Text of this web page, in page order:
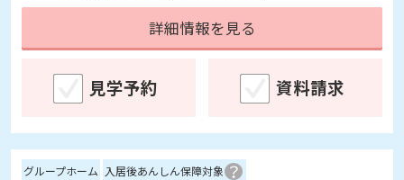
詳細情報を見る
見学予約 資料請求
グループホーム 入居後あんしん保障対象